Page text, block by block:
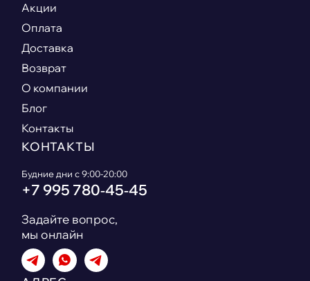
Акции
Оплата
Доставка
Возврат
О компании
Блог
Контакты
КОНТАКТЫ
Будние дни с 9:00-20:00
+7 995 780‑45‑45
Задайте вопрос,
мы онлайн